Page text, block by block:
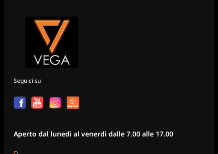
Seguici su
Aperto dal lunedì al venerdì dalle 7.00 alle 17.00